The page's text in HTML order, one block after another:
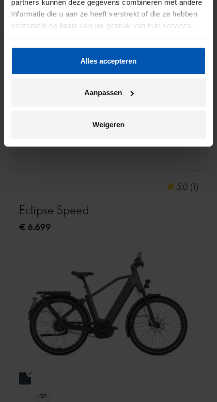
partners kunnen deze gegevens combineren met andere
informatie die u aan ze heeft verstrekt of die ze hebben
verzameld op basis van uw gebruik van hun services.
Alles accepteren
Aanpassen
Weigeren
5.0 (1)
Eclipse Speed
€ 6.699